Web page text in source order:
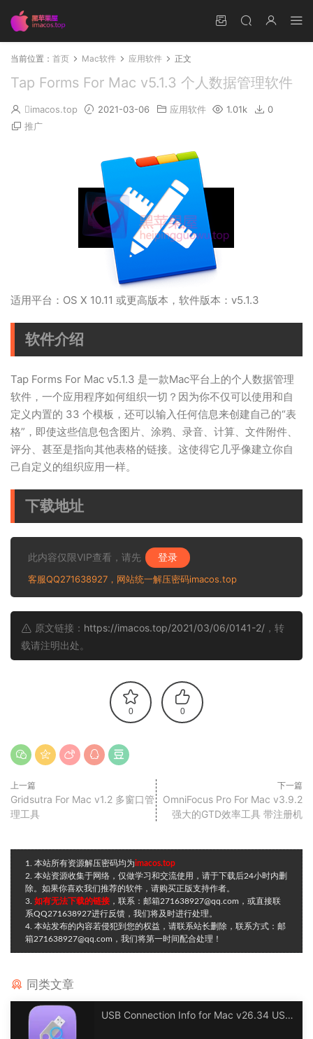
当前位置： 首页 Mac软件 应用软件 正文
Tap Forms For Mac v5.1.3 个人数据管理软件
imacos.top 2021-03-06 应用软件 1.01k
0
推广
适用平台：OS X 10.11 或更高版本，软件版本：v5.1.3
软件介绍
Tap Forms For Mac v5.1.3 是一款Mac平台上的个人数据管理
软件，一个应用程序如何组织一切？因为你不仅可以使用和自
定义内置的 33 个模板，还可以输入任何信息来创建自己的“表
格”，即使这些信息包含图片、涂鸦、录音、计算、文件附件、
评分、甚至是指向其他表格的链接。这使得它几乎像建立你自
己自定义的组织应用一样。
下载地址
此内容仅限VIP查看，请先 登录
客服QQ271638927，网站统一解压密码imacos.top
原文链接： https://imacos.top/2021/03/06/0141-2/ ，转
载请注明出处。
0 0
上一篇
Gridsutra For Mac v1.2 多窗口管
理工具
下一篇
OmniFocus Pro For Mac v3.9.2
强大的GTD效率工具 带注册机
1. 本站所有资源解压密码均为imacos.top
2. 本站资源收集于网络，仅做学习和交流使用，请于下载后24小时内删
除。如果你喜欢我们推荐的软件，请购买正版支持作者。
3. 如有无法下载的链接 ，联系：邮箱271638927@qq.com，或直接联
系QQ271638927进行反馈，我们将及时进行处理。
4. 本站发布的内容若侵犯到您的权益，请联系站长删除，联系方式：邮
箱271638927@qq.com，我们将第一时间配合处理！
同类文章
USB Connection Info for Mac v26.34 USB